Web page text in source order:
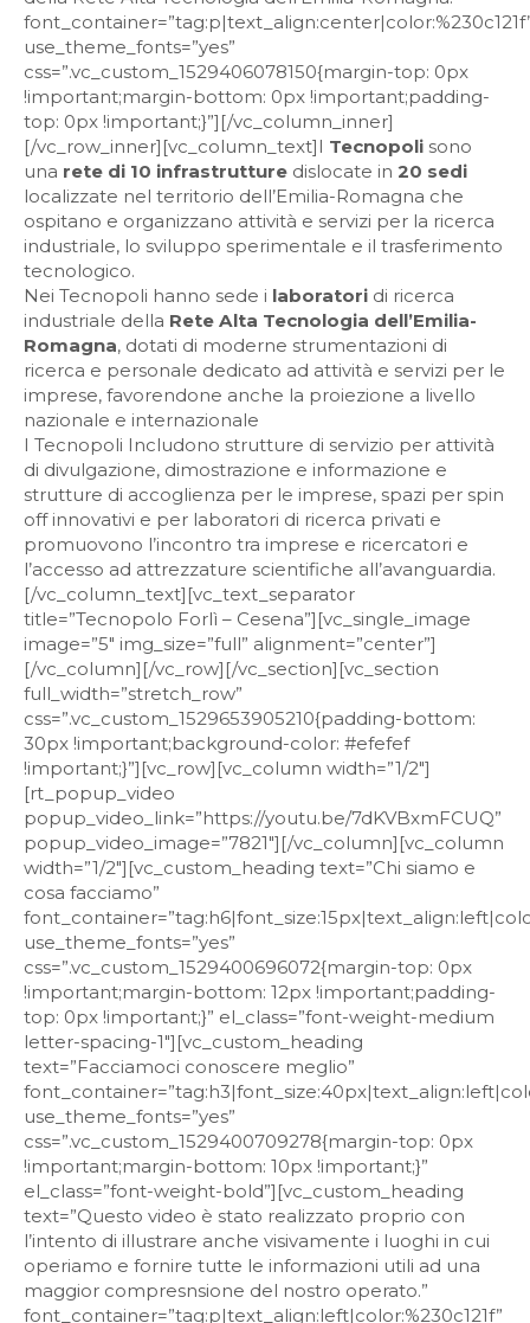
use_theme_fonts=”yes”
css=”.vc_custom_1529406078150{margin-top: 0px
!important;margin-bottom: 0px !important;padding-
top: 0px !important;}”][/vc_column_inner]
[/vc_row_inner][vc_column_text]I Tecnopoli sono
una rete di 10 infrastrutture dislocate in 20 sedi
localizzate nel territorio dell’Emilia-Romagna che
ospitano e organizzano attività e servizi per la ricerca
industriale, lo sviluppo sperimentale e il trasferimento
tecnologico.
Nei Tecnopoli hanno sede i laboratori di ricerca
industriale della Rete Alta Tecnologia dell’Emilia-
Romagna, dotati di moderne strumentazioni di
ricerca e personale dedicato ad attività e servizi per le
imprese, favorendone anche la proiezione a livello
nazionale e internazionale
I Tecnopoli Includono strutture di servizio per attività
di divulgazione, dimostrazione e informazione e
strutture di accoglienza per le imprese, spazi per spin
off innovativi e per laboratori di ricerca privati e
promuovono l’incontro tra imprese e ricercatori e
l’accesso ad attrezzature scientifiche all’avanguardia.
[/vc_column_text][vc_text_separator
title=”Tecnopolo Forlì – Cesena”][vc_single_image
image=”5″ img_size=”full” alignment=”center”]
[/vc_column][/vc_row][/vc_section][vc_section
full_width=”stretch_row”
css=”.vc_custom_1529653905210{padding-bottom:
30px !important;background-color: #efefef
!important;}”][vc_row][vc_column width=”1/2″]
[rt_popup_video
popup_video_link=”https://youtu.be/7dKVBxmFCUQ”
popup_video_image=”7821″][/vc_column][vc_column
width=”1/2″][vc_custom_heading text=”Chi siamo e
cosa facciamo”
use_theme_fonts=”yes”
css=”.vc_custom_1529400696072{margin-top: 0px
!important;margin-bottom: 12px !important;padding-
top: 0px !important;}” el_class=”font-weight-medium
letter-spacing-1″][vc_custom_heading
text=”Facciamoci conoscere meglio”
use_theme_fonts=”yes”
css=”.vc_custom_1529400709278{margin-top: 0px
!important;margin-bottom: 10px !important;}”
el_class=”font-weight-bold”][vc_custom_heading
text=”Questo video è stato realizzato proprio con
l’intento di illustrare anche visivamente i luoghi in cui
operiamo e fornire tutte le informazioni utili ad una
maggior compresnsione del nostro operato.”
font_container=”tag:p|text_align:left|color:%230c121f”